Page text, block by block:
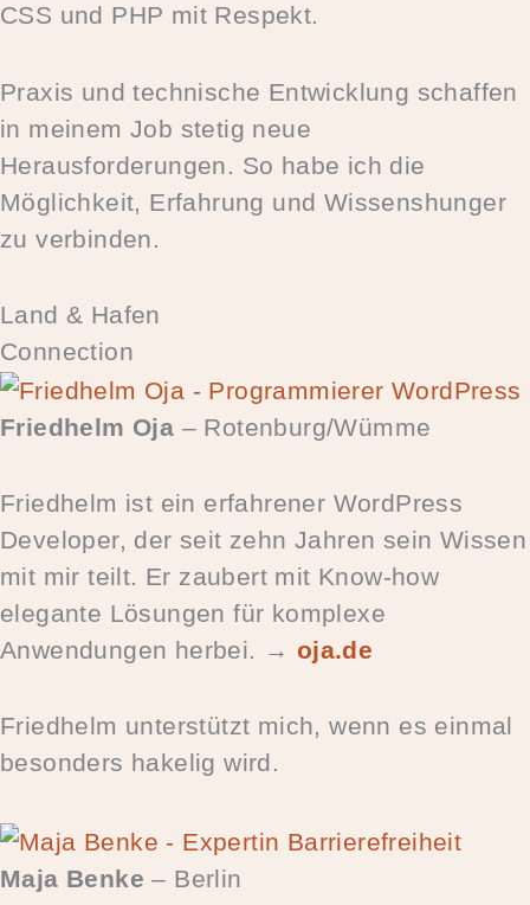
CSS und PHP mit Respekt.
Praxis und technische Entwicklung schaffen
in meinem Job stetig neue
Herausforderungen. So habe ich die
Möglichkeit, Erfahrung und Wissenshunger
zu verbinden.
Land & Hafen
Connection
Friedhelm Oja – Rotenburg/Wümme
Friedhelm ist ein erfahrener WordPress
Developer, der seit zehn Jahren sein Wissen
mit mir teilt. Er zaubert mit Know-how
elegante Lösungen für komplexe
Anwendungen herbei. → oja.de
Friedhelm unterstützt mich, wenn es einmal
besonders hakelig wird.
Maja Benke – Berlin